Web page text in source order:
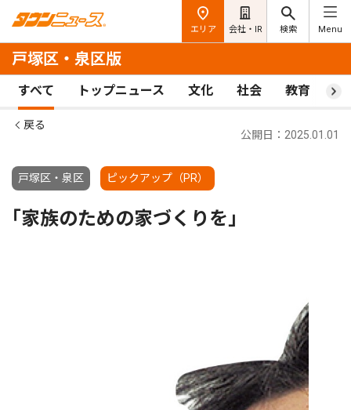
エリア 会社・IR 検索 Menu
戸塚区・泉区版
すべて トップニュース 文化 社会 教育 ス
戻る
戸塚区・泉区 ピックアップ（PR）
公開日：2025.01.01
｢家族のための家づくりを｣